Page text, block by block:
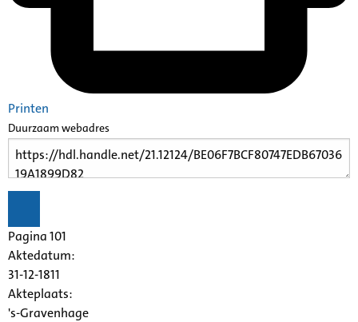
Printen
Duurzaam webadres
Pagina 101
Aktedatum:
31-12-1811
Akteplaats:
's-Gravenhage